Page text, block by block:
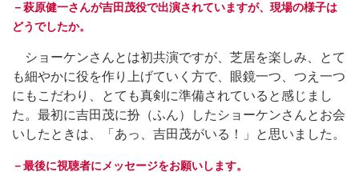
－萩原健一さんが吉田茂役で出演されていますが、現場の様子は
どうでしたか。
ショーケンさんとは初共演ですが、芝居を楽しみ、とて
も細やかに役を作り上げていく方で、眼鏡一つ、つえ一つ
にもこだわり、とても真剣に準備されていると感じまし
た。最初に吉田茂に扮（ふん）したショーケンさんとお会
いしたときは、「あっ、吉田茂がいる！」と思いました。
－最後に視聴者にメッセージをお願いします。